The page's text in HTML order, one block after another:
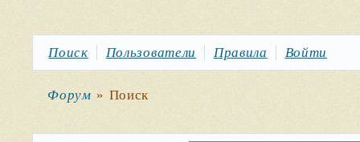
Поиск Пользователи Правила Войти
Форум » Поиск